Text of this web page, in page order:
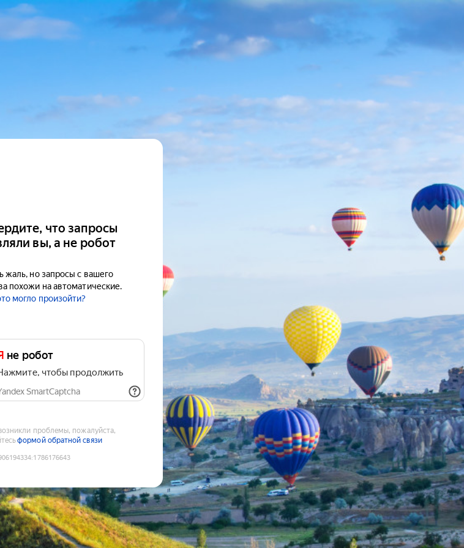
что запросы
вы, а не робот
жаль, но запросы с вашего
похожи на автоматические.
могло произойти?
Я не робот
чтобы продолжить
SmartCaptcha
проблемы, пожалуйста,
формой обратной связи
:1786176643